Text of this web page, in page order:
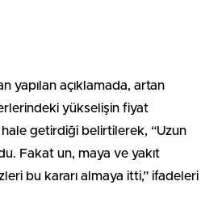
yapılan açıklamada, artan
yükselişin fiyat
getirdiği belirtilerek, “Uzun
Fakat un, maya ve yakıt
bu kararı almaya itti,” ifadeleri